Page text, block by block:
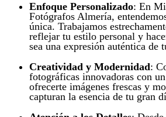
Enfoque Personalizado: En
Fotógrafos Almería,
única. Trabajamos
reflejar tu estilo personal y
sea una expresión auténtica de
Creatividad y Modernidad:
fotográficas innovadoras con
ofrecerte imágenes frescas y
capturan la esencia de tu gran